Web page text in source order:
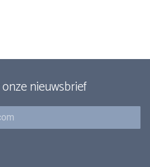
nieuwsbrief